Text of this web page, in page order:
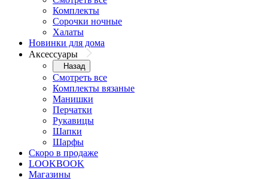
Комплекты
Сорочки ночные
Халаты
Новинки для дома
Аксессуары
Назад
Смотреть все
Комплекты вязаные
Манишки
Перчатки
Рукавицы
Шапки
Шарфы
Скоро в продаже
LOOKBOOK
Магазины